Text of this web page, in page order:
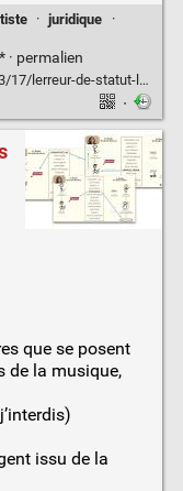
· juridique
·
· permalien
qui-fragilise-les-artistes-independants/
·
que se posent
de la musique,
issu de la